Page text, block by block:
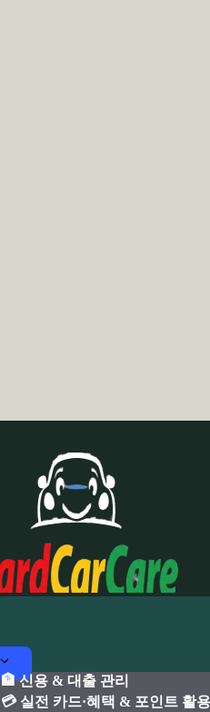
🏦 신용 & 대출 관리
💳 실전 카드·혜택 & 포인트 활용